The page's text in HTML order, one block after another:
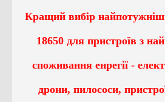
Кращий вибір
18650 для пристроїв з
споживання енрегії -
дрони, пилососи,